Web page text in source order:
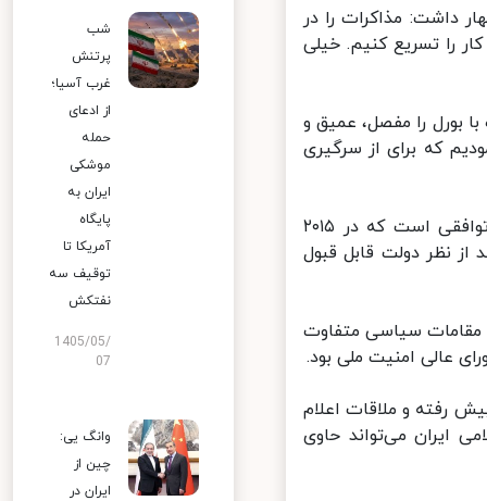
داشت: مذاکرات را در
را تسریع کنیم. خیلی
بورل را مفصل، عمیق و
که برای از سرگیری
او همچنین خاطرنشان کرد: آنچه برای ایران مهم است نفع اقتصادی از توافقی است که در ۲۰۱۵
نظر دولت قابل قبول
مقامات سیاسی متفاوت
عالی امنیت ملی بود.
رفته و ملاقات اعلام
ایران می‌تواند حاوی
شب
پرتنش
غرب آسیا؛
از ادعای
حمله
موشکی
ایران به
پایگاه
آمریکا تا
توقیف سه
نفتکش
1405/05/
07
وانگ یی:
چین از
ایران در